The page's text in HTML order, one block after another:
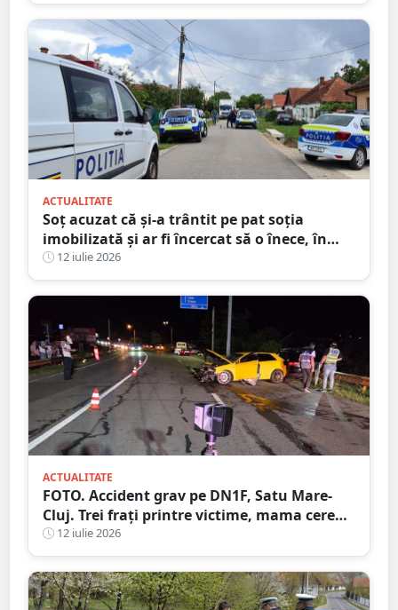
ACTUALITATE
Soț acuzat că și-a trântit pe pat soția
imobilizată și ar fi încercat să o înece, în
județul Satu Mare
12 iulie 2026
ACTUALITATE
FOTO. Accident grav pe DN1F, Satu Mare-
Cluj. Trei frați printre victime, mama cere
ajutorul martorilor
12 iulie 2026